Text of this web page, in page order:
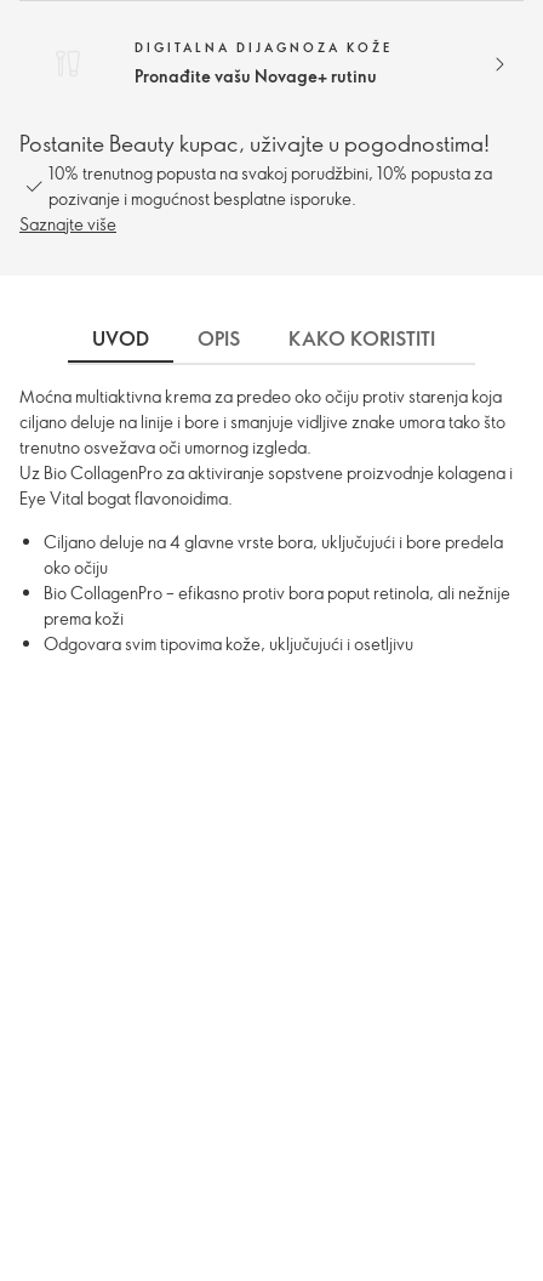
DIGITALNA DIJAGNOZA KOŽE
Pronađite vašu Novage+ rutinu
Postanite Beauty kupac, uživajte u pogodnostima!
10% trenutnog popusta na svakoj porudžbini, 10% popusta za
pozivanje i mogućnost besplatne isporuke.
Saznajte više
UVOD OPIS KAKO KORISTITI
Moćna multiaktivna krema za predeo oko očiju protiv starenja koja
ciljano deluje na linije i bore i smanjuje vidljive znake umora tako što
trenutno osvežava oči umornog izgleda.
Uz Bio CollagenPro za aktiviranje sopstvene proizvodnje kolagena i
Eye Vital bogat flavonoidima.
Ciljano deluje na 4 glavne vrste bora, uključujući i bore predela
oko očiju
Bio CollagenPro – efikasno protiv bora poput retinola, ali nežnije
prema koži
Odgovara svim tipovima kože, uključujući i osetljivu